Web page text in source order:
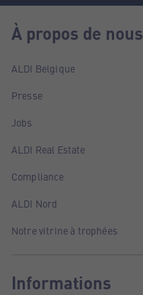
À propos de nous
ALDI Belgique
Presse
Jobs
ALDI Real Estate
Compliance
ALDI Nord
Notre vitrine à trophées
Informations